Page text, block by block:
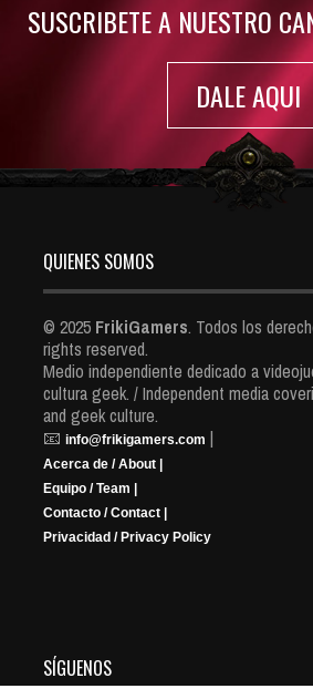
SUSCRIBETE A NUESTRO
DALE AQUI
QUIENES SOMOS
© 2025 FrikiGamers. Todos los
rights reserved.
Medio independiente dedicado a
cultura geek. / Independent media
and geek culture.
📧 info@frikigamers.com |
Acerca de / About |
Equipo / Team |
Contacto / Contact |
Privacidad / Privacy Policy
SÍGUENOS